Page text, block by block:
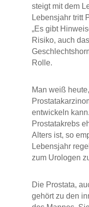
steigt mit dem
Lebensjahr tritt
„Es gibt
Risiko, auch
Rolle.
Man weiß
entwickeln
Prostatakrebs
Alters ist, so
Lebensjahr
zum Urologen
Die Prostata,
gehört zu den